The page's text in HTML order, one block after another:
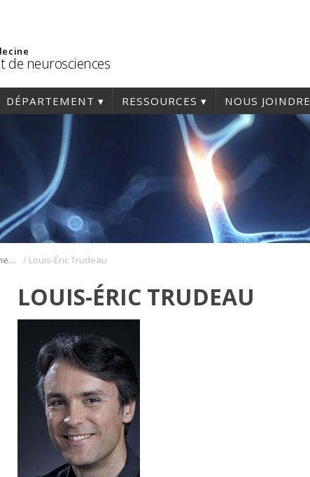
de neurosciences
DÉPARTEMENT RESSOURCES NOUS JOINDRE
Présentation des chercheurs et de leur discipline / Louis-Éric Trudeau
LOUIS-ÉRIC TRUDEAU